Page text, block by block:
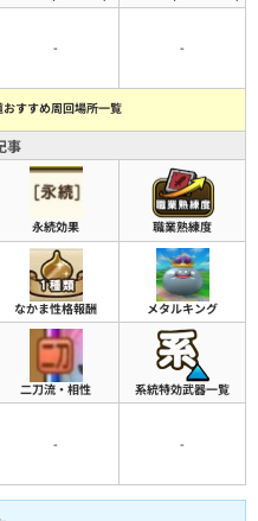
- -
すすめ周回場所一覧
事
永続効果 職業熟練度
なかま性格報酬 メタルキング
二刀流・相性 系統特効武器一覧
- -